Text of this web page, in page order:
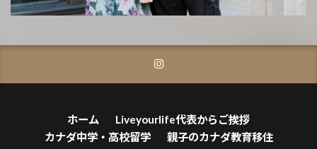
ホーム
Liveyourlife代表からご挨拶
カナダ中学・高校留学
親子のカナダ教育移住